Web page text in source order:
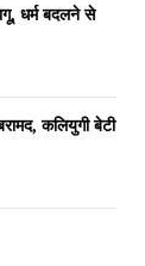
धर्म बदलने से
कलियुगी बेटी